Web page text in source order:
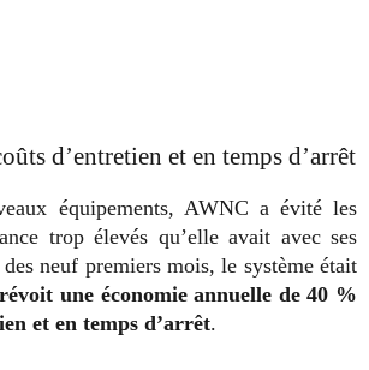
d’entretien et en temps d’arrêt
équipements, AWNC a évité les
trop élevés qu’elle avait avec ses
neuf premiers mois, le système était
une économie annuelle de 40 %
et en temps d’arrêt.